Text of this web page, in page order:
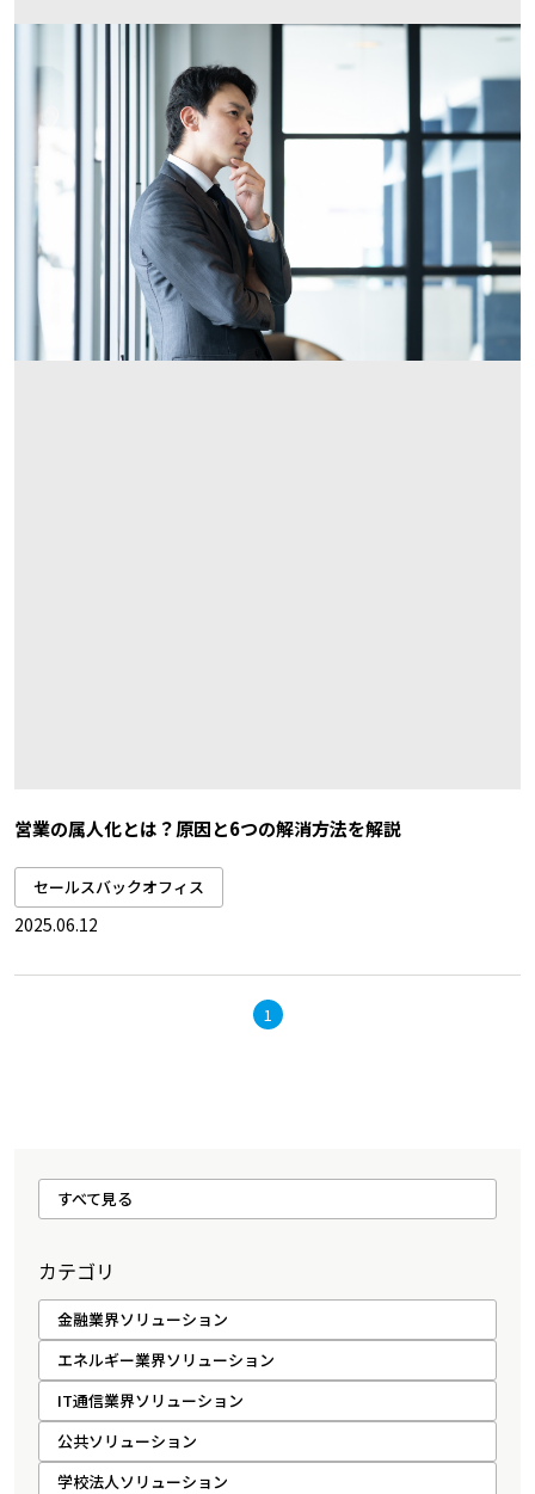
営業の属人化とは？原因と6つの解消方法を解説
セールスバックオフィス
2025.06.12
1
すべて見る
カテゴリ
金融業界ソリューション
エネルギー業界ソリューション
IT通信業界ソリューション
公共ソリューション
学校法人ソリューション